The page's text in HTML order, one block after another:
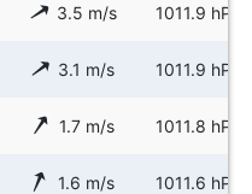
3.5 m/s 1011.9 hPa
3.1 m/s 1011.9 hPa
1.7 m/s 1011.8 hPa
1.6 m/s 1011.6 hPa